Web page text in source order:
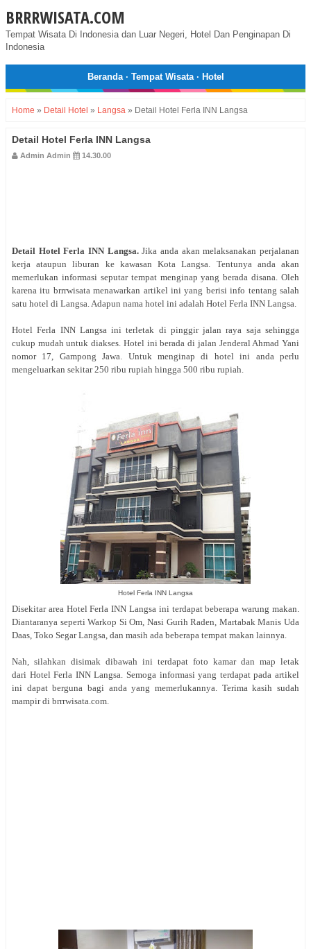
BRRRWISATA.COM
Tempat Wisata Di Indonesia dan Luar Negeri, Hotel Dan Penginapan Di
Indonesia
Beranda· Tempat Wisata· Hotel
Home » Detail Hotel » Langsa » Detail Hotel Ferla INN Langsa
Detail Hotel Ferla INN Langsa
Admin Admin 14.30.00
Detail HotelFerla INN Langsa.Jika anda akan melaksanakan perjalanan
kerja ataupun liburan ke kawasan Kota Langsa. Tentunya anda akan
memerlukan informasi seputar tempat menginap yang berada disana. Oleh
karena itu brrrwisata menawarkan artikel ini yang berisi info tentang salah
satu hotel di Langsa. Adapun nama hotel ini adalah Hotel Ferla INN Langsa.
Hotel Ferla INN Langsa ini terletak di pinggir jalan raya saja sehingga
cukup mudah untuk diakses. Hotel ini berada di jalan Jenderal Ahmad Yani
nomor 17, Gampong Jawa. Untuk menginap di hotel ini anda perlu
mengeluarkan sekitar 250 ribu rupiah hingga 500 ribu rupiah.
Hotel Ferla INN Langsa
Disekitar area Hotel Ferla INN Langsa ini terdapat beberapa warung makan.
Diantaranya seperti Warkop Si Om, Nasi Gurih Raden, Martabak Manis Uda
Daas, Toko Segar Langsa, dan masih ada beberapa tempat makan lainnya.
Nah, silahkan disimak dibawah ini terdapat foto kamar dan map letak
dari Hotel Ferla INN Langsa. Semoga informasi yang terdapat pada artikel
ini dapat berguna bagi anda yang memerlukannya. Terima kasih sudah
mampir di brrrwisata.com.